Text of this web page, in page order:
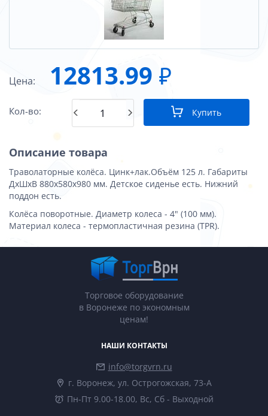
Цена: 12813.99 ₽
Кол-во: Купить
Описание товара
Траволаторные колёса. Цинк+лак.Объём 125 л. Габариты
ДхШхВ 880х580х980 мм. Детское сиденье есть. Нижний
поддон есть.
Колёса поворотные. Диаметр колеса - 4" (100 мм).
Материал колеса - термопластичная резина (TPR).
Торговое оборудование
в Воронеже по экономным
ценам!
НАШИ КОНТАКТЫ
info@torgvrn.ru
г. Воронеж, ул. Острогожская, 73-А
Пн-Пт 9.00-18.00, Вс, Сб - Выходной